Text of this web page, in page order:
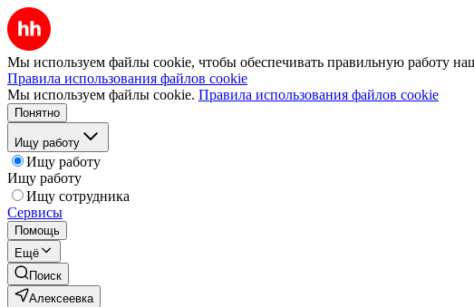
Мы используем файлы cookie, чтобы обеспечивать правильную работу
Правила использования файлов cookie
Мы используем файлы cookie. Правила использования файлов cookie
Понятно
Ищу работу
Ищу работу
Ищу работу
Ищу сотрудника
Сервисы
Помощь
Ещё
Поиск
Алексеевка